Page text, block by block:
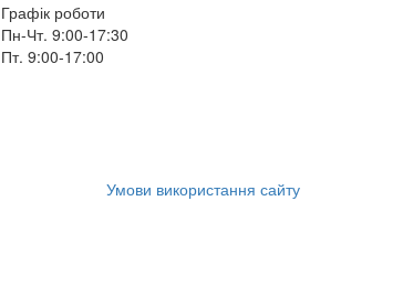
Графік роботи
Пн-Чт. 9:00-17:30
Пт. 9:00-17:00
Умови використання сайту